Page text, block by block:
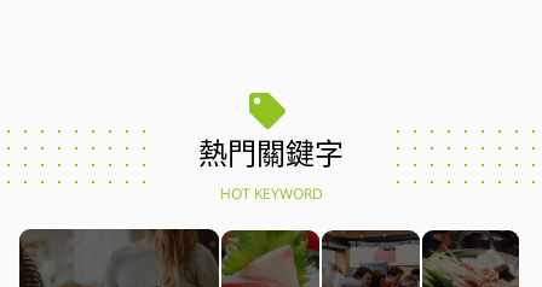
熱門關鍵字
HOT KEYWORD